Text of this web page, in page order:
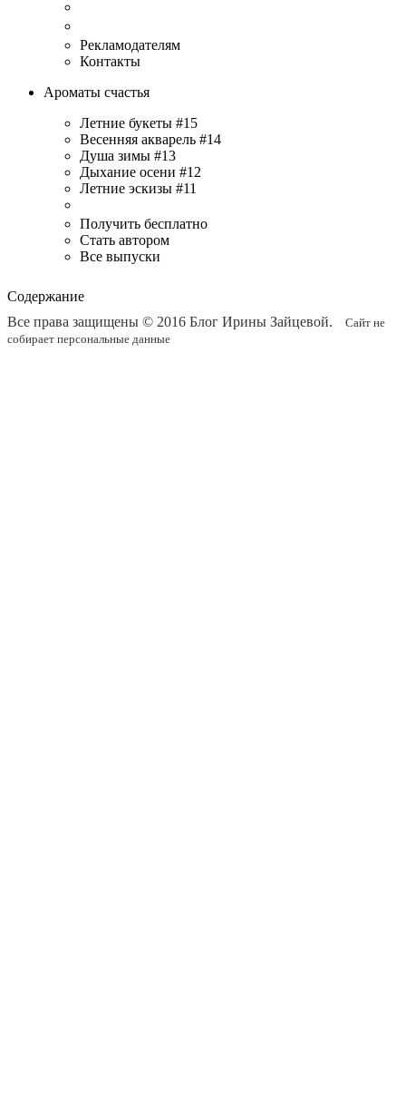
Рекламодателям
Контакты
Ароматы счастья
Летние букеты #15
Весенняя акварель #14
Душа зимы #13
Дыхание осени #12
Летние эскизы #11
Получить бесплатно
Стать автором
Все выпуски
Содержание
Все права защищены © 2016 Блог Ирины Зайцевой.
Сайт не
собирает персональные данные